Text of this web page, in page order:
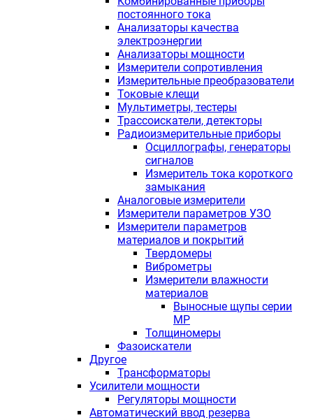
постоянного тока
Анализаторы качества
электроэнергии
Анализаторы мощности
Измерители сопротивления
Измерительные преобразователи
Токовые клещи
Мультиметры, тестеры
Трассоискатели, детекторы
Радиоизмерительные приборы
Осциллографы, генераторы
сигналов
Измеритель тока короткого
замыкания
Аналоговые измерители
Измерители параметров УЗО
Измерители параметров
материалов и покрытий
Твердомеры
Виброметры
Измерители влажности
материалов
Выносные щупы серии
МР
Толщиномеры
Фазоискатели
Другое
Трансформаторы
Усилители мощности
Регуляторы мощности
Автоматический ввод резерва